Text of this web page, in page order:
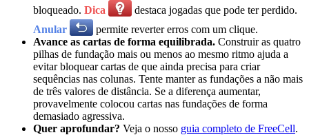
bloqueado. Dica
destaca jogadas que pode ter perdido.
Anular
permite reverter erros com um clique.
Avance as cartas de forma equilibrada. Construir as quatro
pilhas de fundação mais ou menos ao mesmo ritmo ajuda a
evitar bloquear cartas de que ainda precisa para criar
sequências nas colunas. Tente manter as fundações a não mais
de três valores de distância. Se a diferença aumentar,
provavelmente colocou cartas nas fundações de forma
demasiado agressiva.
Quer aprofundar? Veja o nosso guia completo de FreeCell.